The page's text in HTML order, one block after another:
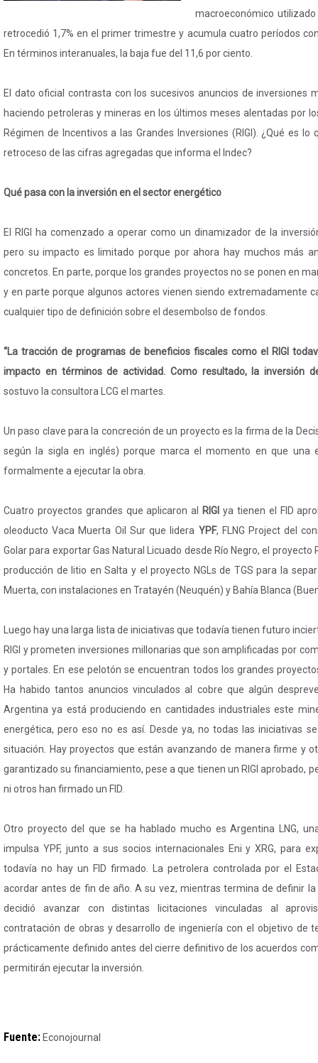
macroeconómico
retrocedió 1,7% en el primer trimestre y acumula cuatro períodos
En términos interanuales, la baja fue del 11,6 por ciento.
El dato oficial contrasta con los sucesivos anuncios de inversiones
haciendo petroleras y mineras en los últimos meses alentadas por
Régimen de Incentivos a las Grandes Inversiones (RIGI). ¿Qué es
retroceso de las cifras agregadas que informa el Indec?
Qué pasa con la inversión en el sector energético
El RIGI ha comenzado a operar como un dinamizador de la
pero su impacto es limitado porque por ahora hay muchos más
concretos. En parte, porque los grandes proyectos no se ponen en
y en parte porque algunos actores vienen siendo extremadamente
cualquier tipo de definición sobre el desembolso de fondos.
“La tracción de programas de beneficios fiscales como el RIGI
impacto en términos de actividad. Como resultado, la inversión
sostuvo la consultora LCG el martes.
Un paso clave para la concreción de un proyecto es la firma de la
según la sigla en inglés) porque marca el momento en que una
formalmente a ejecutar la obra.
Cuatro proyectos grandes que aplicaron al RIGIya tienen el FID
oleoducto Vaca Muerta Oil Sur que lidera YPF, FLNG Project del
Golar para exportar Gas Natural Licuado desde Río Negro, el proyecto
producción de litio en Salta y el proyecto NGLs de TGS para la
Muerta, con instalaciones en Tratayén (Neuquén) y Bahía Blanca
Luego hay una larga lista de iniciativas que todavía tienen futuro
RIGI y prometen inversiones millonarias que son amplificadas por
y portales. En ese pelotón se encuentran todos los grandes
Ha habido tantos anuncios vinculados al cobre que algún
Argentina ya está produciendo en cantidades industriales este
energética, pero eso no es así. Desde ya, no todas las iniciativas
situación. Hay proyectos que están avanzando de manera firme y
garantizado su financiamiento, pese a que tienen un RIGI aprobado,
ni otros han firmado un FID.
Otro proyecto del que se ha hablado mucho es Argentina LNG,
impulsa YPF, junto a sus socios internacionales Eni y XRG, para
todavía no hay un FID firmado. La petrolera controlada por el
acordar antes de fin de año. A su vez, mientras termina de definir
decidió avanzar con distintas licitaciones vinculadas al
contratación de obras y desarrollo de ingeniería con el objetivo de
prácticamente definido antes del cierre definitivo de los acuerdos
permitirán ejecutar la inversión.
Fuente: Econojournal